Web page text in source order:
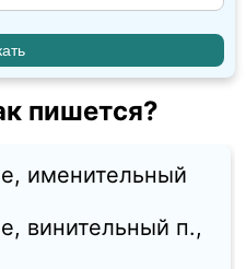
пишется?
именительный
винительный п.,